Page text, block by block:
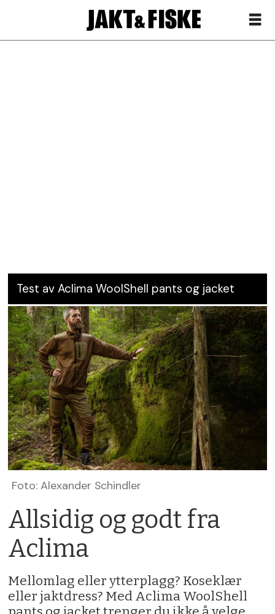
Test av Aclima WoolShell pants og jacket
Foto: Alexander Schindler
Allsidig og godt fra
Aclima
Mellomlag eller ytterplagg? Koseklær
eller jaktdress? Med Aclima WoolShell